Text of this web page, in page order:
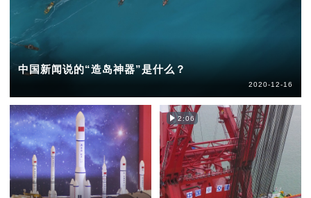
中国新闻说的“造岛神器”是什么？
2020-12-16
2:06